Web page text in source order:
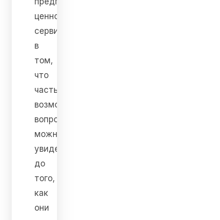
ценность
сервиса
в
том,
что
часть
возможных
вопросов
можно
увидеть
до
того,
как
они